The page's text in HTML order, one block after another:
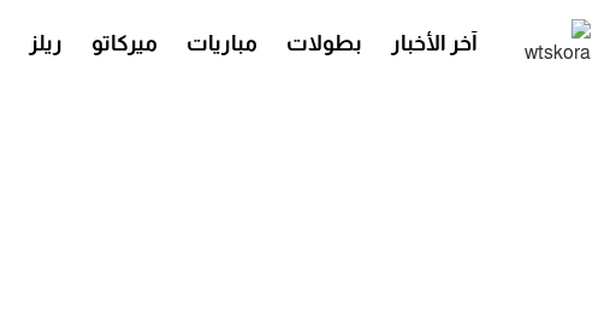
آخر الأخبار بطولات مباريات ميركاتو ريلز